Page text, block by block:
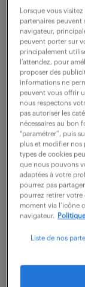
ne
recevez
créer une
Lorsque vous
partenaires peuvent
navigateur,
peuvent porter sur
principalement
l’attendez, pour
proposer des
informations ne
peuvent vous offrir
nous respectons
pas autoriser les
nécessaires au bon
“paramétrer”, puis
plus et modifier nos
types de cookies
que nous pouvons
adaptées à votre
pourrez pas
pourrez retirer
moment via l’icône
navigateur.
Liste de nos